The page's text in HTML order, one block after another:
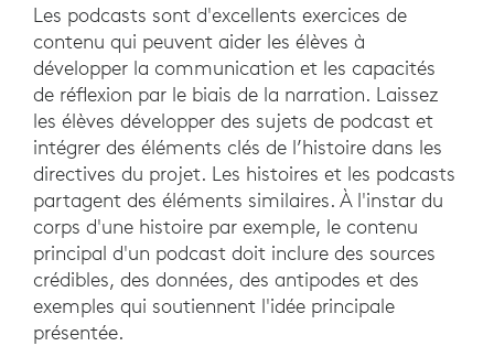
Les podcasts sont d'excellents exercices de
contenu qui peuvent aider les élèves à
développer la communication et les capacités
de réflexion par le biais de la narration. Laissez
les élèves développer des sujets de podcast et
intégrer des éléments clés de l’histoire dans les
directives du projet. Les histoires et les podcasts
partagent des éléments similaires. À l'instar du
corps d'une histoire par exemple, le contenu
principal d'un podcast doit inclure des sources
crédibles, des données, des antipodes et des
exemples qui soutiennent l'idée principale
présentée.